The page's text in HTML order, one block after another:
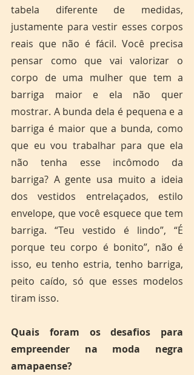
tabela diferente de medidas,
justamente para vestir esses corpos
reais que não é fácil. Você precisa
pensar como que vai valorizar o
corpo de uma mulher que tem a
barriga maior e ela não quer
mostrar. A bunda dela é pequena e a
barriga é maior que a bunda, como
que eu vou trabalhar para que ela
não tenha esse incômodo da
barriga? A gente usa muito a ideia
dos vestidos entrelaçados, estilo
envelope, que você esquece que tem
barriga. “Teu vestido é lindo”, “É
porque teu corpo é bonito”, não é
isso, eu tenho estria, tenho barriga,
peito caído, só que esses modelos
tiram isso.
Quais foram os desafios para
empreender na moda negra
amapaense?